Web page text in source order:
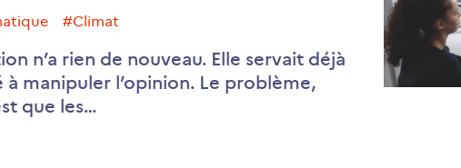
#climat
n’a rien de nouveau. Elle servait déjà
à manipuler l’opinion. Le problème,
que les…